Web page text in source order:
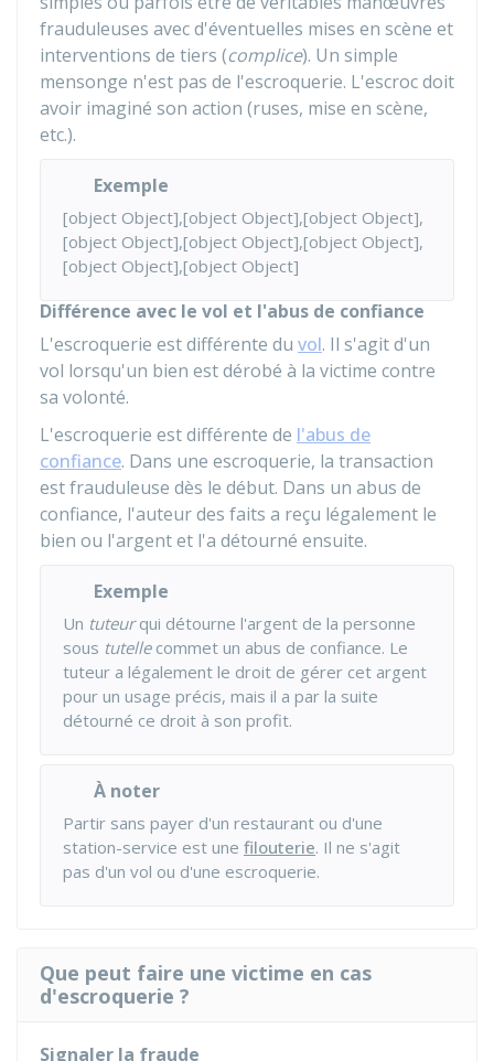
frauduleuses avec d'éventuelles mises en scène et
interventions de tiers (complice). Un simple
mensonge n'est pas de l'escroquerie. L'escroc doit
avoir imaginé son action (ruses, mise en scène,
etc.).
Exemple
[object Object],[object Object],[object Object],
[object Object],[object Object],[object Object],
[object Object],[object Object]
Différence avec le vol et l'abus de confiance
L'escroquerie est différente du vol. Il s'agit d'un
vol lorsqu'un bien est dérobé à la victime contre
sa volonté.
L'escroquerie est différente de l'abus de
confiance. Dans une escroquerie, la transaction
est frauduleuse dès le début. Dans un abus de
confiance, l'auteur des faits a reçu légalement le
bien ou l'argent et l'a détourné ensuite.
Exemple
Un tuteurqui détourne l'argent de la personne
sous tutellecommet un abus de confiance. Le
tuteur a légalement le droit de gérer cet argent
pour un usage précis, mais il a par la suite
détourné ce droit à son profit.
À noter
Partir sans payer d'un restaurant ou d'une
station-service est une filouterie. Il ne s'agit
pas d'un vol ou d'une escroquerie.
Que peut faire une victime en cas
d'escroquerie ?
Signaler la fraude